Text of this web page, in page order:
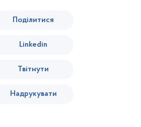
Поділитися
Linkedin
Твітнути
Надрукувати